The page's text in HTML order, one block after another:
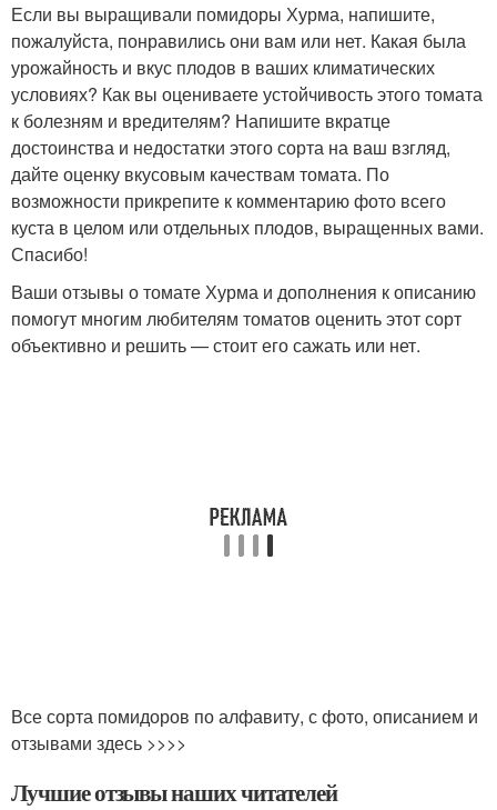
Если вы выращивали помидоры Хурма, напишите,
пожалуйста, понравились они вам или нет. Какая была
урожайность и вкус плодов в ваших климатических
условиях? Как вы оцениваете устойчивость этого томата
к болезням и вредителям? Напишите вкратце
достоинства и недостатки этого сорта на ваш взгляд,
дайте оценку вкусовым качествам томата. По
возможности прикрепите к комментарию фото всего
куста в целом или отдельных плодов, выращенных вами.
Спасибо!
Ваши отзывы о томате Хурма и дополнения к описанию
помогут многим любителям томатов оценить этот сорт
объективно и решить — стоит его сажать или нет.
Все сорта помидоров по алфавиту, с фото, описанием и
отзывами здесь >>>>
Лучшие отзывы наших читателей